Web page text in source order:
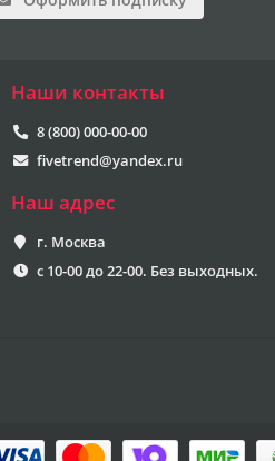
Наши контакты
8 (800) 000-00-00
fivetrend@yandex.ru
Наш адрес
г. Москва
с 10-00 до 22-00. Без выходных.